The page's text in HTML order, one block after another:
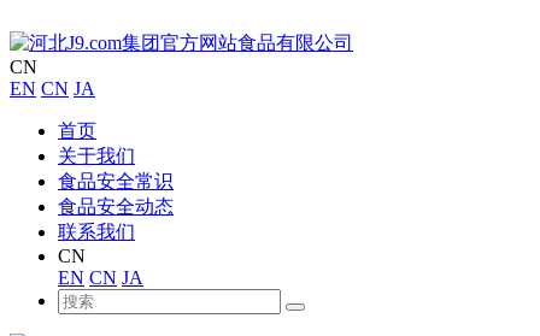
CN
EN CN JA
首页
关于我们
食品安全常识
食品安全动态
联系我们
CN
EN CN JA